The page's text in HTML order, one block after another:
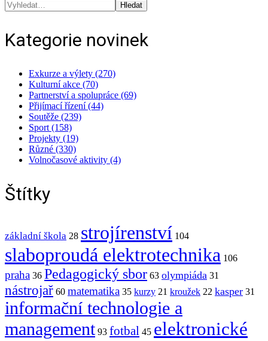
Hledat
Kategorie novinek
Exkurze a výlety (270)
Kulturní akce (70)
Partnerství a spolupráce (69)
Přijímací řízení (44)
Soutěže (239)
Sport (158)
Projekty (19)
Různé (330)
Volnočasové aktivity (4)
Štítky
základní škola 28 strojírenství 104
slaboproudá elektrotechnika 106
praha 36 Pedagogický sbor 63 olympiáda 31
nástrojař 60 matematika 35 kurzy 21 kroužek 22 kasper 31
informační technologie a
management 93 fotbal 45 elektronické